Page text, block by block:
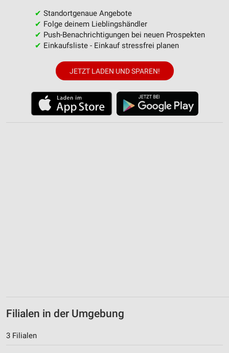
✔ Standortgenaue Angebote
✔ Folge deinem Lieblingshändler
✔ Push-Benachrichtigungen bei neuen Prospekten
✔ Einkaufsliste - Einkauf stressfrei planen
JETZT LADEN UND SPAREN!
Filialen in der Umgebung
3 Filialen